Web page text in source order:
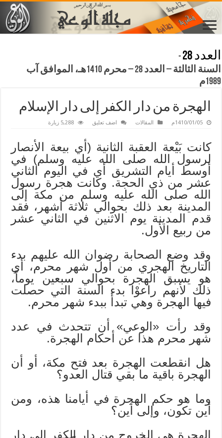
العدد 28
-
السنة الثالثة – العدد 28 – محرم 1410هـ، الموافق آب
1989م
الهجرة من دار الكفر إلى دار الإسلام
1410/01/05م المقالات اضف تعليق 5,288 زيارة
كانت بَيْعة العقبة الثانية (أي بيعة الأنصار
لرسول الله صلى الله عليه وسلم) في
أوسط أيام التشريق أي في اليوم الثاني
عشر من ذي الحجة. وكانت هجرة رسول
الله صلى الله عليه وسلم من مكة إلى
المدينة بعد ذلك بحوالي ثلاثة أشهر، فقد
قدم المدينة يوم الاثنين في الثاني عشر
من ربيع الأول.
وقد وضع الصحابة رضوان الله عليهم بدء
التاريخ الهجري من أول شهر محرم، أي
هو يسبق الهجرة بحوالي سبعين يوماً،
ذلك لأنهم راعوْا بدء السنة التي حصلت
فيها الهجرة وهي تبدأ ببدء شهر محرم.
وقد رأت «الوعي» أن تتحدث في عدد
شهر محرم هذا عن أحكام الهجرة.
هل انقطعت الهجرة بعد فتح مكة، أو أن
الهجرة باقية ما بقي قتال العدو؟
وما هو حكم الهجرة في أيامنا هذه، ومن
أين تكون، وإلى أين؟
الهجرة هي الخروج من دار الكفر إلى دار